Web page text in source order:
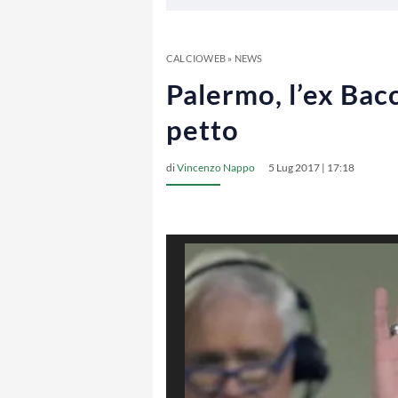
CALCIOWEB» NEWS
Palermo, l’ex
petto
diVincenzo Nappo 5 Lug 2017 | 17:18